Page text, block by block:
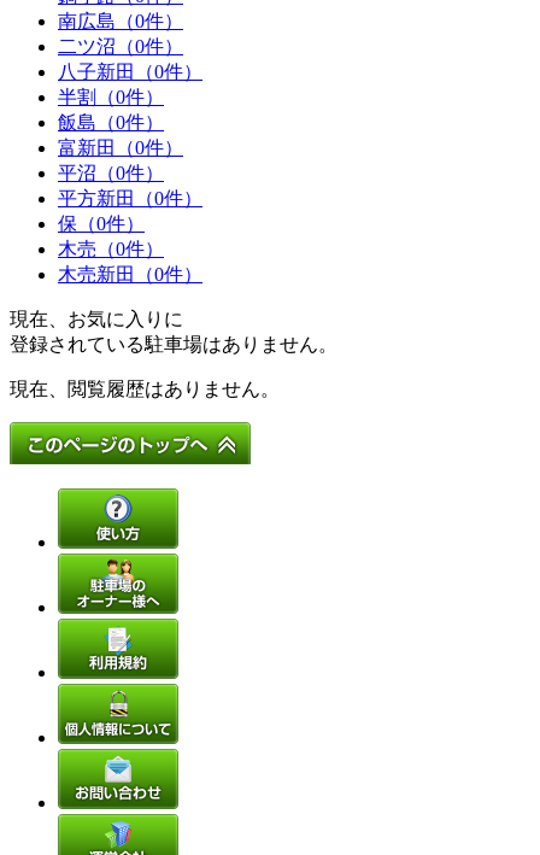
南広島（0件）
二ツ沼（0件）
八子新田（0件）
半割（0件）
飯島（0件）
富新田（0件）
平沼（0件）
平方新田（0件）
保（0件）
木売（0件）
木売新田（0件）
現在、お気に入りに
登録されている駐車場はありません。
現在、閲覧履歴はありません。